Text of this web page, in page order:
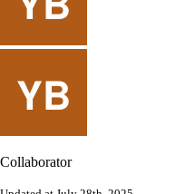
Collaborator